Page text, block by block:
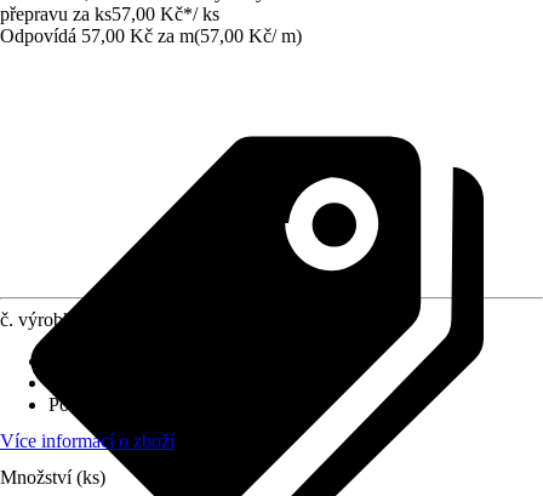
přepravu za ks57,00 Kč*/ ks
Odpovídá 57,00 Kč za m(57,00 Kč/ m)
č. výrobku
Povrch/Povrchová úprava
Více informací o zboží
Množství (ks)